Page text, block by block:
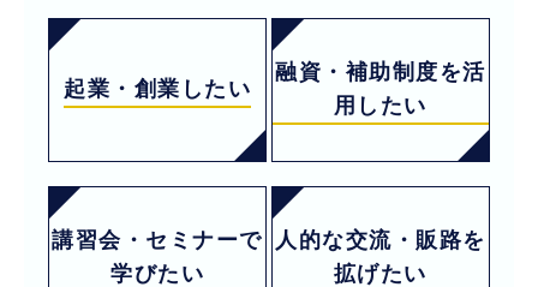
起業・創業したい
融資・補助制度を活
用したい
講習会・セミナーで
学びたい
人的な交流・販路を
拡げたい